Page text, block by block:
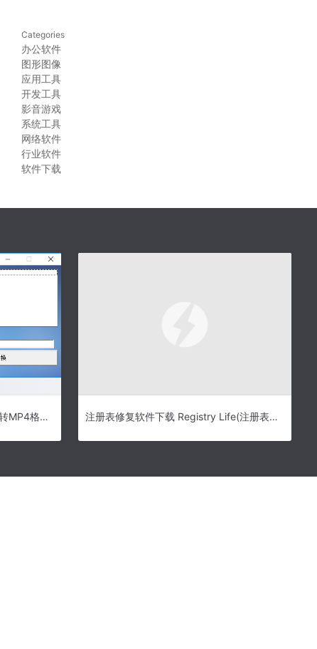
Categories
办公软件
图形图像
应用工具
开发工具
影音游戏
系统工具
网络软件
行业软件
软件下载
QLV转MP4格式转换器下载-QLV转MP4格式转换器绿色版v1.1下载 注册表修复软件下载 Registry Life(注册表修复工具) v5.15 绿色中文免费版